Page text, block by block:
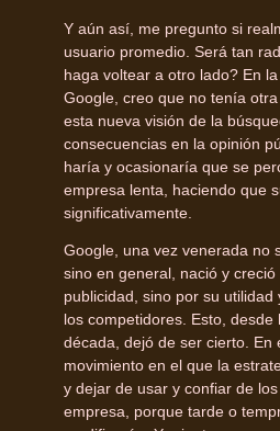
Y aún así, me pregunto si
usuario promedio. Será tan
haga voltear a otro lado? En
Google, creo que no tenía
esta nueva visión de la
consecuencias en la opinión
haría y ocasionaría que se
empresa lenta, haciendo que
significativamente.
Google, una vez venerada no
sino en general, nació y
publicidad, sino por su
los competidores. Esto, desde
década, dejó de ser cierto. En
movimiento en el que la
y dejar de usar y confiar de
empresa, porque tarde o